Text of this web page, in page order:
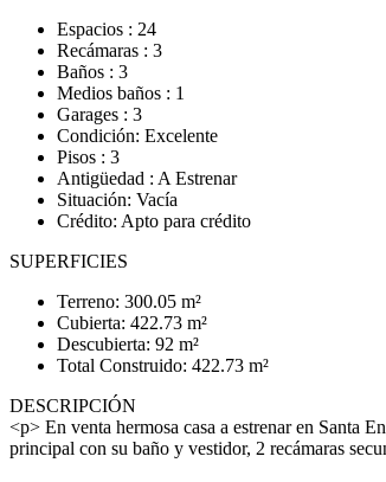
Espacios : 24
Recámaras : 3
Baños : 3
Medios baños : 1
Garages : 3
Condición: Excelente
Pisos : 3
Antigüedad : A Estrenar
Situación: Vacía
Crédito: Apto para crédito
SUPERFICIES
Terreno: 300.05 m²
Cubierta: 422.73 m²
Descubierta: 92 m²
Total Construido: 422.73 m²
DESCRIPCIÓN
<p> En venta hermosa casa a estrenar en Santa
principal con su baño y vestidor, 2 recámaras